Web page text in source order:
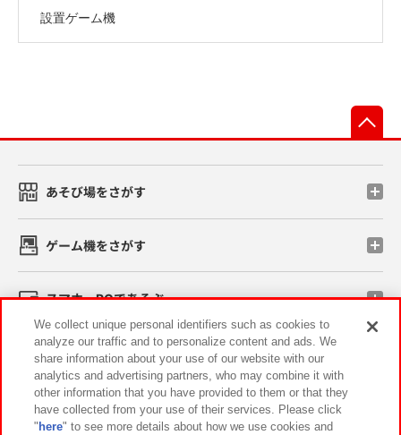
設置ゲーム機
あそび場をさがす
ゲーム機をさがす
スマホ・PCであそぶ
イベント・キャンペーン
We collect unique personal identifiers such as cookies to
analyze our traffic and to personalize content and ads. We
share information about your use of our website with our
analytics and advertising partners, who may combine it with
other information that you have provided to them or that they
have collected from your use of their services. Please click
" here" to see more details about how we use cookies and